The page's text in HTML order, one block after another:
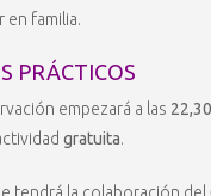
en familia.
PRÁCTICOS
empezará a las
gratuita.
tendrá la colaboración del